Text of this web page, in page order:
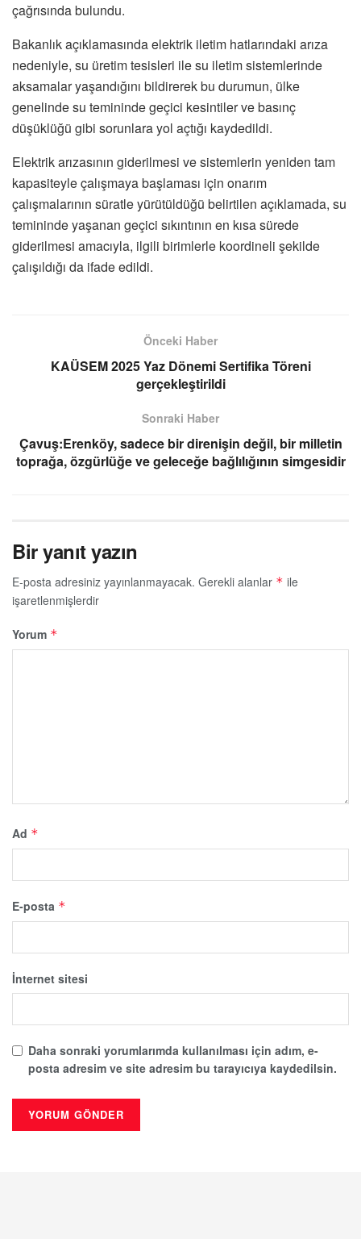
çağrısında bulundu.
Bakanlık açıklamasında elektrik iletim hatlarındaki arıza
nedeniyle, su üretim tesisleri ile su iletim sistemlerinde
aksamalar yaşandığını bildirerek bu durumun, ülke
genelinde su temininde geçici kesintiler ve basınç
düşüklüğü gibi sorunlara yol açtığı kaydedildi.
Elektrik arızasının giderilmesi ve sistemlerin yeniden tam
kapasiteyle çalışmaya başlaması için onarım
çalışmalarının süratle yürütüldüğü belirtilen açıklamada, su
temininde yaşanan geçici sıkıntının en kısa sürede
giderilmesi amacıyla, ilgili birimlerle koordineli şekilde
çalışıldığı da ifade edildi.
Önceki Haber
KAÜSEM 2025 Yaz Dönemi Sertifika Töreni
gerçekleştirildi
Sonraki Haber
Çavuş:Erenköy, sadece bir direnişin değil, bir milletin
toprağa, özgürlüğe ve geleceğe bağlılığının simgesidir
Bir yanıt yazın
E-posta adresiniz yayınlanmayacak. Gerekli alanlar * ile
işaretlenmişlerdir
Yorum *
Ad *
E-posta *
İnternet sitesi
Daha sonraki yorumlarımda kullanılması için adım, e-
posta adresim ve site adresim bu tarayıcıya kaydedilsin.